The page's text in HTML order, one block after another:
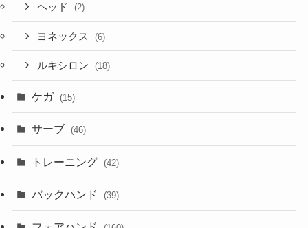
ヘッド (2)
ヨネックス (6)
ルキシロン (18)
ケガ (15)
サーブ (46)
トレーニング (42)
バックハンド (39)